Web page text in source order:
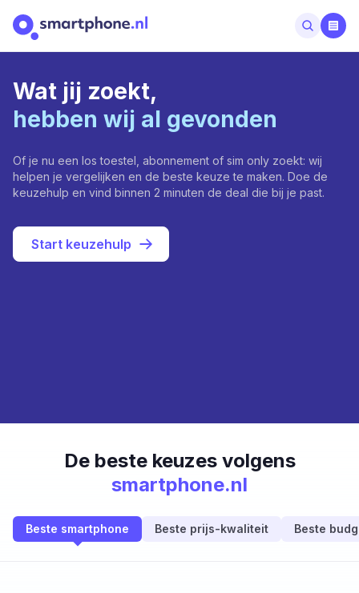
Wat jij zoekt,
hebben wij al gevonden
Of je nu een los toestel, abonnement of sim only zoekt: wij
helpen je vergelijken en de beste keuze te maken. Doe de
keuzehulp en vind binnen 2 minuten de deal die bij je past.
Start keuzehulp
De beste keuzes volgens
smartphone.nl
Beste smartphone Beste prijs-kwaliteit Beste